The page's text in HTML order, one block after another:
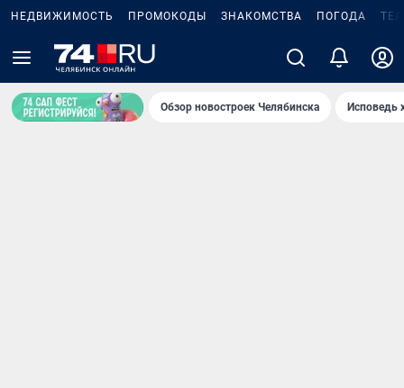
НЕДВИЖИМОСТЬ ПРОМОКОДЫ ЗНАКОМСТВА ПОГОДА
Обзор новостроек Челябинска Исповедь